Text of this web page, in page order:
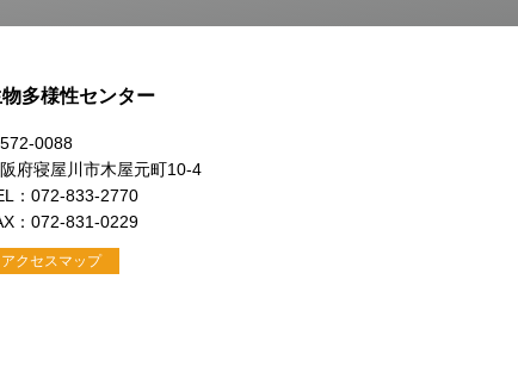
多様性センター
0088
府寝屋川市木屋元町10-4
：072-833-2770
：072-831-0229
アクセスマップ